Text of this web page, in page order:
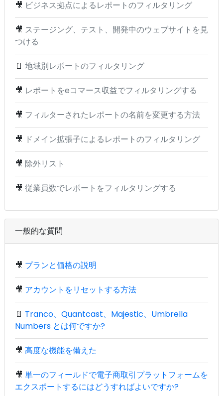
🎥 ビジネス拠点によるレポートのフィルタリング
🎥 ステージング、テスト、開発中のウェブサイトを見
つける
📄 地域別レポートのフィルタリング
🎥 レポートをeコマース収益でフィルタリングする
🎥 フィルターされたレポートの名前を変更する方法
🎥 ドメイン拡張子によるレポートのフィルタリング
🎥 除外リスト
🎥 従業員数でレポートをフィルタリングする
一般的な質問
🎥 プランと価格の説明
🎥 アカウントをリセットする方法
📄 Tranco、Quantcast、Majestic、Umbrella
Numbers とは何ですか?
🎥 高度な機能を備えた
🎥 単一のフィールドで電子商取引プラットフォームを
エクスポートするにはどうすればよいですか?